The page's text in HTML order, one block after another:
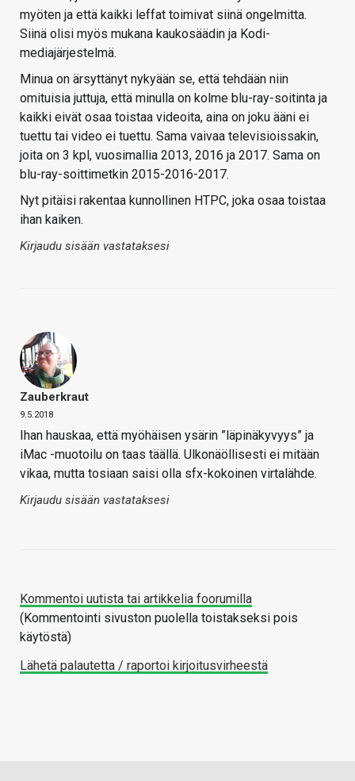
myöten ja että kaikki leffat toimivat siinä ongelmitta.
Siinä olisi myös mukana kaukosäädin ja Kodi-
mediajärjestelmä.
Minua on ärsyttänyt nykyään se, että tehdään niin
omituisia juttuja, että minulla on kolme blu-ray-soitinta ja
kaikki eivät osaa toistaa videoita, aina on joku ääni ei
tuettu tai video ei tuettu. Sama vaivaa televisioissakin,
joita on 3 kpl, vuosimallia 2013, 2016 ja 2017. Sama on
blu-ray-soittimetkin 2015-2016-2017.
Nyt pitäisi rakentaa kunnollinen HTPC, joka osaa toistaa
ihan kaiken.
Kirjaudu sisään vastataksesi
Zauberkraut
9.5.2018
Ihan hauskaa, että myöhäisen ysärin ”läpinäkyvyys” ja
iMac -muotoilu on taas täällä. Ulkonäöllisesti ei mitään
vikaa, mutta tosiaan saisi olla sfx-kokoinen virtalähde.
Kirjaudu sisään vastataksesi
Kommentoi uutista tai artikkelia foorumilla
(Kommentointi sivuston puolella toistakseksi pois
käytöstä)
Lähetä palautetta / raportoi kirjoitusvirheestä